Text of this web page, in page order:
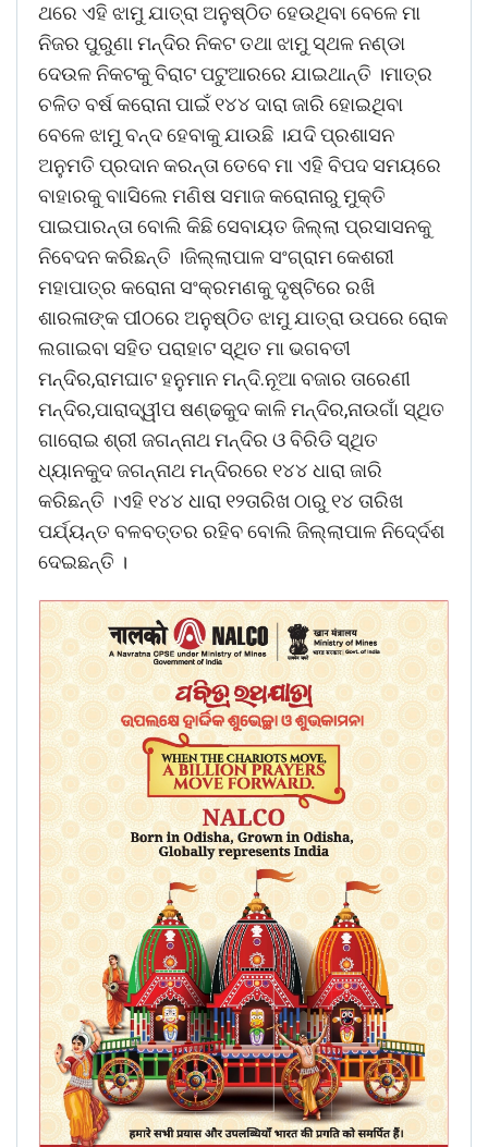
ଥରେ ଏହି ଝାମୁ ଯାତ୍ରା ଅନୁଷ୍ଠିତ ହେଉଥିବା ବେଳେ ମା
ନିଜର ପୁରୁଣା ମନ୍ଦିର ନିକଟ ତଥା ଝାମୁ ସ୍ଥଳ ନଣ୍ଡା
ଦେଉଳ ନିକଟକୁ ବିରାଟ ପଟୁଆରରେ ଯାଇଥାନ୍ତି ।ମାତ୍ର
ଚଳିତ ବର୍ଷ କରୋନା ପାଇଁ ୧୪୪ ଦାରା ଜାରି ହୋଇଥିବା
ବେଳେ ଝାମୁ ବନ୍ଦ ହେବାକୁ ଯାଉଛି ।ଯଦି ପ୍ରଶାସନ
ଅନୁମତି ପ୍ରଦାନ କରନ୍ତା ତେବେ ମା ଏହି ବିପଦ ସମୟରେ
ବାହାରକୁ ବାାସିଲେ ମଣିଷ ସମାଜ କରୋନାରୁ ମୁକ୍ତି
ପାଇପାରନ୍ତା ବୋଲି କିଛି ସେବାୟତ ଜିଲ୍ଲା ପ୍ରସାସନକୁ
ନିବେଦନ କରିଛନ୍ତି ।ଜିଲ୍ଲାପାଳ ସଂଗ୍ରାମ କେଶରୀ
ମହାପାତ୍ର କରୋନା ସଂକ୍ରମଣକୁ ଦୃଷ୍ଟିରେ ରଖି
ଶାରଳାଙ୍କ ପୀଠରେ ଅନୁଷ୍ଠିତ ଝାମୁ ଯାତ୍ରା ଉପରେ ରୋକ
ଲଗାଇବା ସହିତ ପରାହାଟ ସ୍ଥିତ ମା ଭଗବତୀ
ମନ୍ଦିର,ରାମଘାଟ ହନୁମାନ ମନ୍ଦି.ନୂଆ ବଜାର ତାରେଣୀ
ମନ୍ଦିର,ପାରାଦ୍ୱୀପ ଷଣ୍ଢକୁଦ କାଳି ମନ୍ଦିର,ନାଉଗାଁ ସ୍ଥିତ
ଗାରୋଇ ଶ୍ରୀ ଜଗନ୍ନାଥ ମନ୍ଦିର ଓ ବିରିଡି ସ୍ଥିତ
ଧ୍ୟାନକୁଦ ଜଗନ୍ନାଥ ମନ୍ଦିରରେ ୧୪୪ ଧାରା ଜାରି
କରିଛନ୍ତି ।ଏହି ୧୪୪ ଧାରା ୧୨ତାରିଖ ଠାରୁ ୧୪ ତାରିଖ
ପର୍ଯ୍ୟନ୍ତ ବଳବତ୍ତର ରହିବ ବୋଲି ଜିଲ୍ଲାପାଳ ନିଦେ୍ର୍ଦଶ
ଦେଇଛନ୍ତି ।